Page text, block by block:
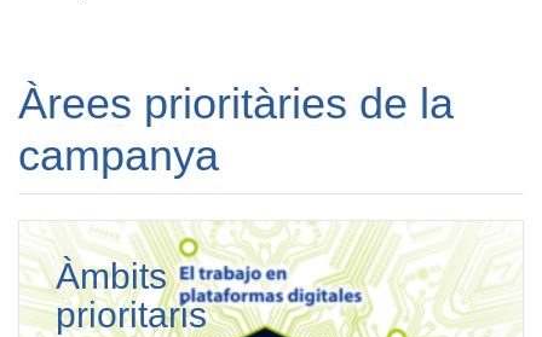
Àrees prioritàries de la
campanya
Àmbits
prioritaris